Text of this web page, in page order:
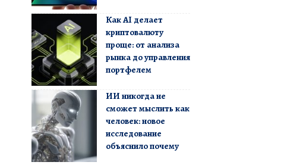
Как AI делает
криптовалюту
проще: от анализа
рынка до управления
портфелем
ИИ никогда не
сможет мыслить как
человек: новое
исследование
объяснило почему